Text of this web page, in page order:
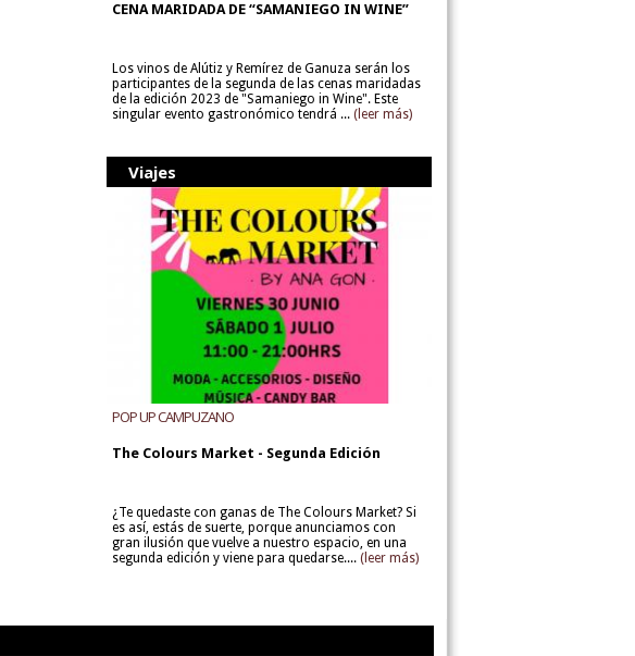
CENA MARIDADA DE “SAMANIEGO IN WINE”
Los vinos de Alútiz y Remírez de Ganuza serán los
participantes de la segunda de las cenas maridadas
de la edición 2023 de "Samaniego in Wine". Este
singular evento gastronómico tendrá ... (leer más)
Viajes
POP UP CAMPUZANO
The Colours Market - Segunda Edición
¿Te quedaste con ganas de The Colours Market? Si
es así, estás de suerte, porque anunciamos con
gran ilusión que vuelve a nuestro espacio, en una
segunda edición y viene para quedarse.... (leer más)